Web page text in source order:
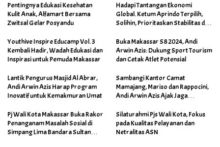
Pentingnya Edukasi Kesehatan
Kulit Anak, Alfamart Bersama
Zwitsal Gelar Posyandu
Hadapi Tantangan Ekonomi
Global. Ketum Aprindo Terpilih,
Solihin, Prioritaskan Stabilitas dan
Youthive Inspire Educamp Vol. 3
Kembali Hadir, Wadah Edukasi dan
Inspirasi untuk Pemuda Makassar
Buka Makassar S8 2024, Andi
Arwin Azis: Dukung Sport Tourism
dan Cetak Atlet Potensial
Lantik Pengurus Masjid Al Abrar,
Andi Arwin Azis Harap Program
Inovatif untuk Kemakmuran Umat
Sambangi Kantor Camat
Mamajang, Mariso dan Rappocini,
Andi Arwin Azis Ajak Jaga
Program Sabtu Bersih
Pj Wali Kota Makassar Buka Rakor
Penanganam Masalah Sosial di
Simpang Lima Bandara Sultan
Silaturahmi Pjs Wali Kota, Fokus
pada Kualitas Pelayanan dan
Netralitas ASN